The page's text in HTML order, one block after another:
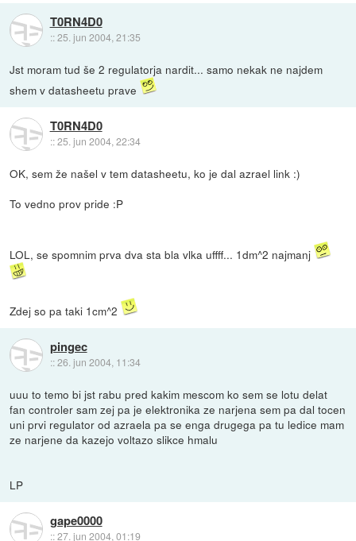
T0RN4D0
::25. jun 2004, 21:35
Jst moram tud še 2 regulatorja nardit... samo nekak ne najdem
shem v datasheetu prave
T0RN4D0
::25. jun 2004, 22:34
OK, sem že našel v tem datasheetu, ko je dal azrael link :)
To vedno prov pride :P
LOL, se spomnim prva dva sta bla vlka uffff... 1dm^2 najmanj
Zdej so pa taki 1cm^2
pingec
::26. jun 2004, 11:34
uuu to temo bi jst rabu pred kakim mescom ko sem se lotu delat
fan controler sam zej pa je elektronika ze narjena sem pa dal tocen
uni prvi regulator od azraela pa se enga drugega pa tu ledice mam
ze narjene da kazejo voltazo slikce hmalu
LP
gape0000
::27. jun 2004, 01:19